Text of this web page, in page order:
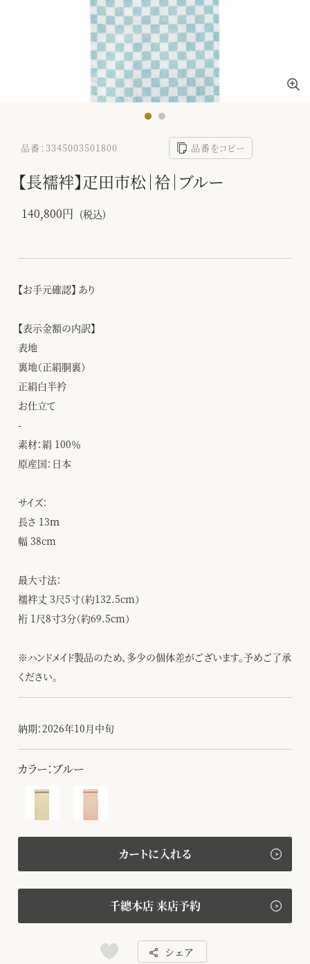
品番：3345003501800 品番をコピー
【長襦袢】疋田市松｜袷｜ブルー
140,800円 (税込)
【お手元確認】 あり
【表示金額の内訳】
表地
裏地（正絹胴裏）
正絹白半衿
お仕立て
-
素材：絹 100％
原産国：日本
サイズ：
長さ 13ｍ
幅 38cm
最大寸法：
襦袢丈 3尺5寸（約132.5cm）
裄 1尺8寸3分（約69.5cm）
※ハンドメイド製品のため、多少の個体差がございます。予めご了承
ください。
納期：2026年10月中旬
カラー：ブルー
カートに入れる
千總本店 来店予約
シェア